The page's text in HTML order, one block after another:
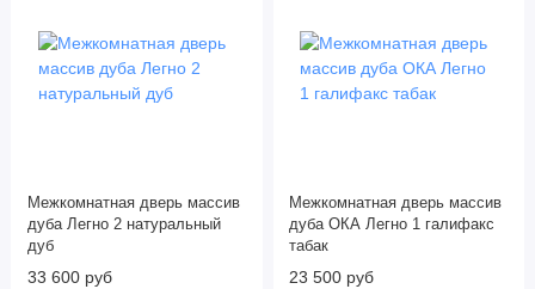
Межкомнатная дверь массив
дуба Легно 2 натуральный
дуб
33 600 руб
Межкомнатная дверь массив
дуба ОКА Легно 1 галифакс
табак
23 500 руб